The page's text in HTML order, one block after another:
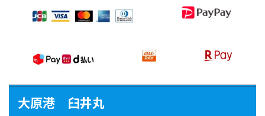
大原港 臼井丸